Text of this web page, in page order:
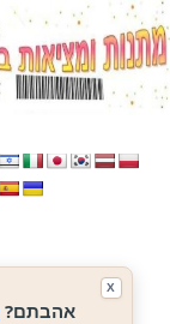
אהבתם?
X